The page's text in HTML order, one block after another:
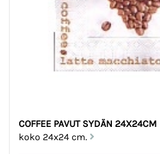
COFFEE PAVUT SYDÄN 24X24CM
koko 24x24 cm.